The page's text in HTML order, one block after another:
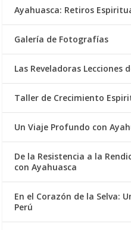
Ayahuasca: Retiros
Galería de Fotografías
Las Reveladoras Lecciones
Taller de Crecimiento
Un Viaje Profundo con
De la Resistencia a la
con Ayahuasca
En el Corazón de la Selva:
Perú